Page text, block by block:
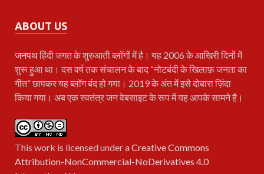
ABOUT US
जनपथहिंदी जगत के शुरुआती ब्लॉगों में है। यह 2006 के आखिरी दिनों में
शुरू हुआ था। दस वर्ष तक संचालन के बाद “नोटबंदी के खिलाफ़ जनता का
गीत” छापकर यह ब्लॉग बंद हो गया। 2019 के अंत में इसे दोबारा ज़िंदा
किया गया। अब एक स्वतंत्र जन वेबसाइट के रूप में यह आपके सामने है।
This work is licensed under aCreative Commons
Attribution-NonCommercial-NoDerivatives 4.0